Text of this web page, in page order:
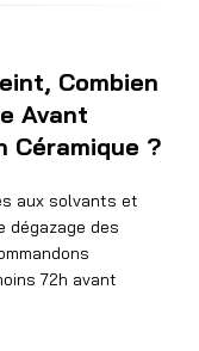
Combien
Avant
Céramique ?
aux solvants et
dégazage des
72h avant